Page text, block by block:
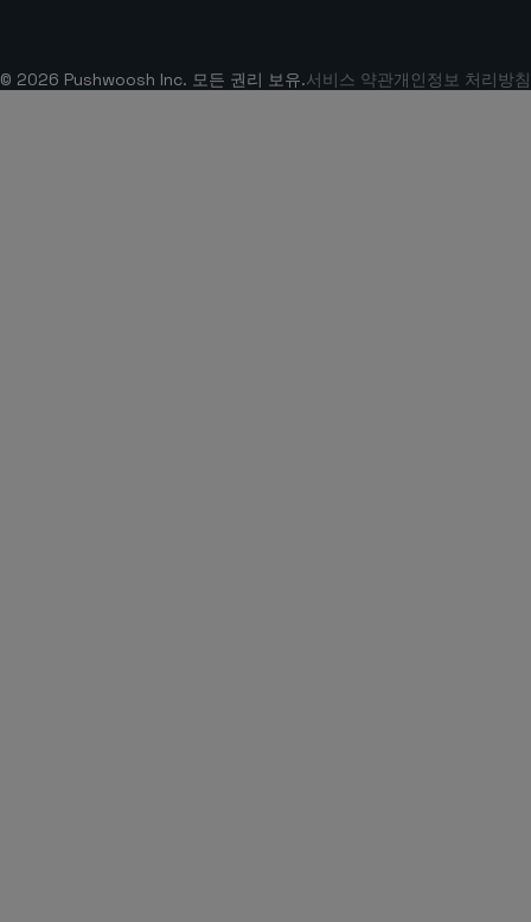
© 2026 Pushwoosh Inc. 모든 권리 보유.서비스 약관개인정보 처리방침